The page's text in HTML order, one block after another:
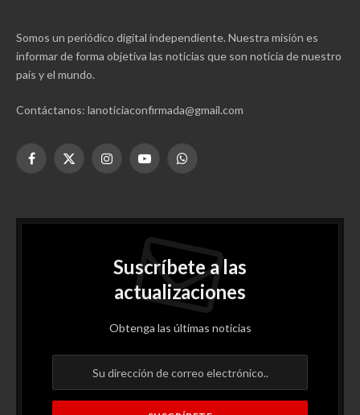
Somos un periódico digital independiente. Nuestra misión es
informar de forma objetiva las noticias que son noticia de nuestro
país y el mundo.
Contáctanos: lanoticiaconfirmada@gmail.com
Facebook
X
InstagramYouTubeWhatsApp
Suscríbete a las
actualizaciones
Obtenga las últimas noticias